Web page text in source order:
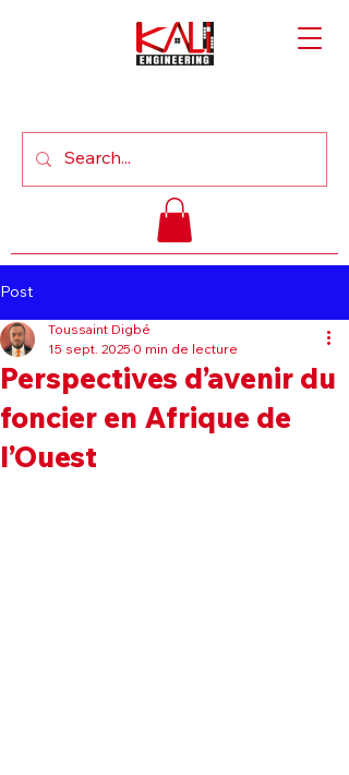
Post
Perspectives d’avenir du
foncier en Afrique de
l’Ouest
Toussaint Digbé
15 sept. 2025 0 min de lecture